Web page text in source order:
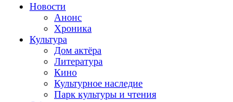
Новости
Анонс
Хроника
Культура
Дом актёра
Литература
Кино
Культурное наследие
Парк культуры и чтения